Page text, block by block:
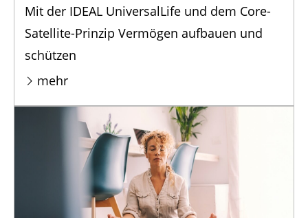
Mit der IDEAL UniversalLife und dem Core-
Satellite-Prinzip Vermögen aufbauen und
schützen
mehr